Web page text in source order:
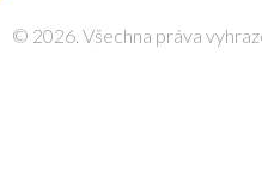
© 2026. Všechna práva